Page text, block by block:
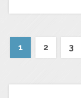
1 2 3